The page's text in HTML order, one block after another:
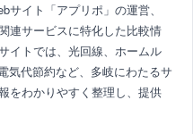
イト「アプリポ」の運営、
連サービスに特化した比較情
イトでは、光回線、ホームル
気代節約など、多岐にわたるサ
をわかりやすく整理し、提供